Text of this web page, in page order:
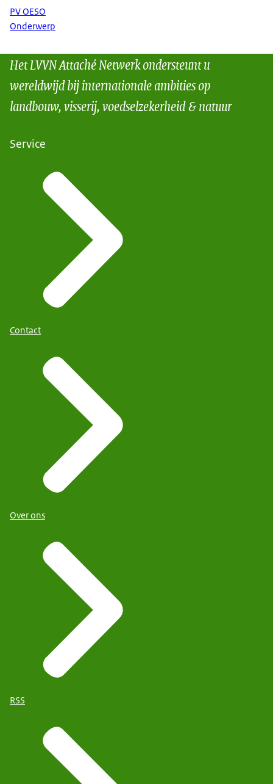
PV OESO
Onderwerp
Het LVVN Attaché Netwerk ondersteunt u
wereldwijd bij internationale ambities op
landbouw, visserij, voedselzekerheid & natuur
Service
Contact
Over ons
RSS